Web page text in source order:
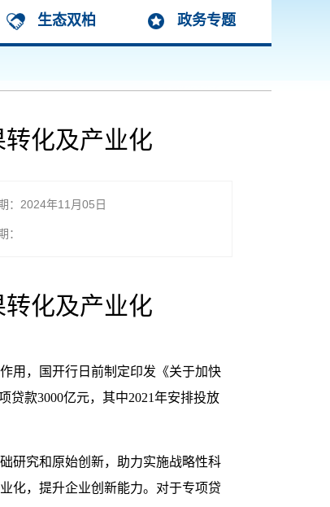
生态双柏 政务专题
化及产业化
：2024年11月05日
：
化及产业化
用，国开行日前制定印发《关于加快
贷款3000亿元，其中2021年安排投放
研究和原始创新，助力实施战略性科
化，提升企业创新能力。对于专项贷